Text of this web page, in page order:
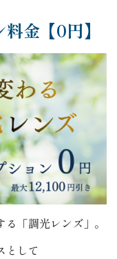
金【0円】
「調光レンズ」。
として